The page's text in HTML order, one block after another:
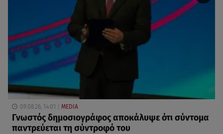
09.08.26, 14:01 MEDIA
Γνωστός δημοσιογράφος αποκάλυψε ότι σύντομα
παντρεύεται τη σύντροφό του